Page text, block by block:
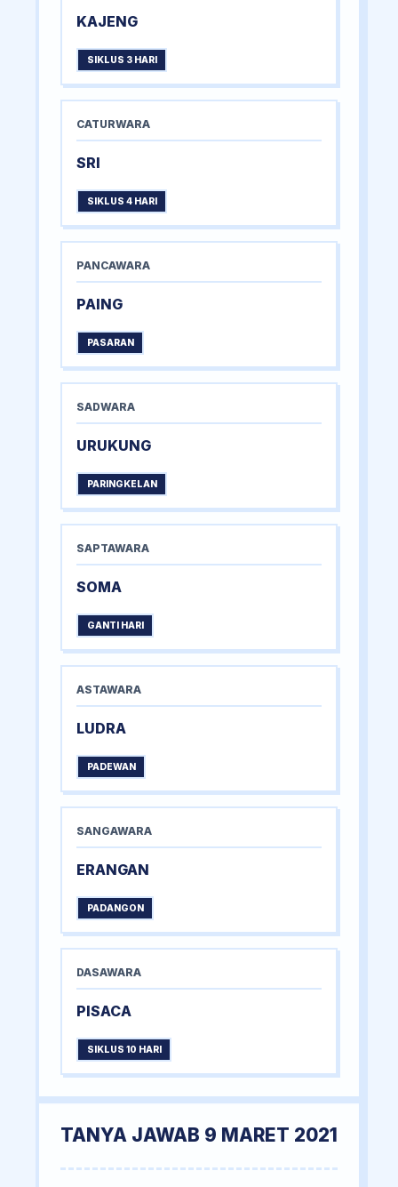
KAJENG
SIKLUS 3 HARI
CATURWARA
SRI
SIKLUS 4 HARI
PANCAWARA
PAING
PASARAN
SADWARA
URUKUNG
PARINGKELAN
SAPTAWARA
SOMA
GANTI HARI
ASTAWARA
LUDRA
PADEWAN
SANGAWARA
ERANGAN
PADANGON
DASAWARA
PISACA
SIKLUS 10 HARI
TANYA JAWAB 9 MARET 2021